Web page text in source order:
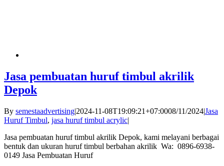
Jasa pembuatan huruf timbul akrilik
Depok
By semestaadvertising|2024-11-08T19:09:21+07:0008/11/2024|Jasa
Huruf Timbul, jasa huruf timbul acrylic|
Jasa pembuatan huruf timbul akrilik Depok, kami melayani berbagai
bentuk dan ukuran huruf timbul berbahan akrilik Wa: 0896-6938-
0149 Jasa Pembuatan Huruf